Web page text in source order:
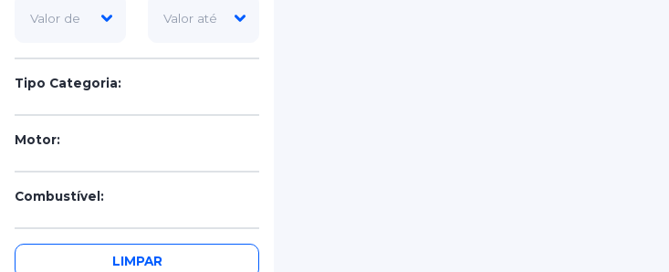
Tipo Categoria:
Motor:
Combustível:
Portas:
LIMPAR